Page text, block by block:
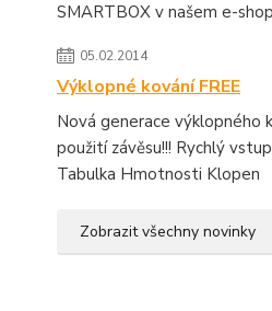
SMARTBOX v našem e-
05.02.2014
Výklopné kování FREE
Nová generace výklopného
použití závěsu!!! Rychlý
Tabulka Hmotnosti Klopen
Zobrazit všechny novinky